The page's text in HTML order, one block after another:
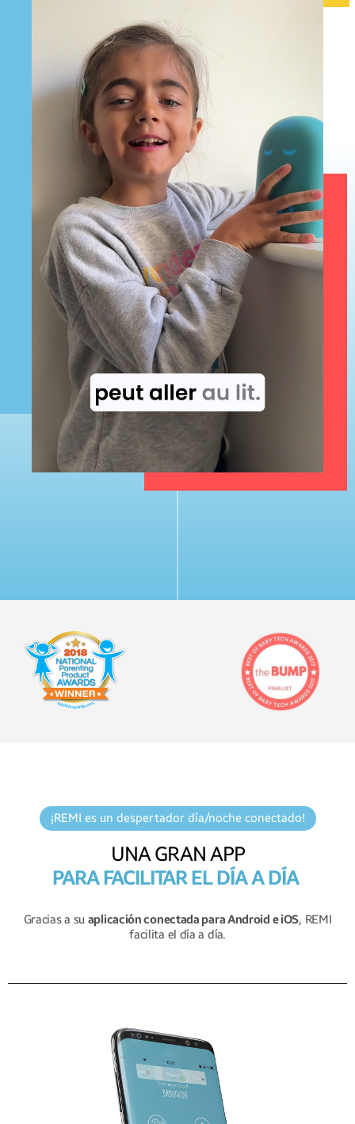
¡REMI es un despertador día/noche conectado!
UNA GRAN APP
PARA FACILITAR EL DÍA A DÍA
Gracias a su aplicación conectada para Android e iOS, REMI
facilita el día a día.